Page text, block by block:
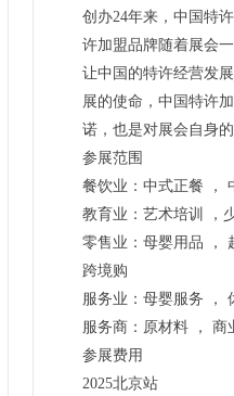
创办24年来，中国特
许加盟品牌随着展会
让中国的特许经营发
展的使命，中国特许
诺，也是对展会自身
参展范围
餐饮业：中式正餐 ，
教育业：艺术培训 ，
零售业：母婴用品 ，
跨境购
服务业：母婴服务 ，
服务商：原材料 ，
参展费用
2025北京站